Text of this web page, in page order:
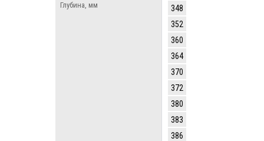
Глубина, мм
348
352
360
364
370
372
380
383
386